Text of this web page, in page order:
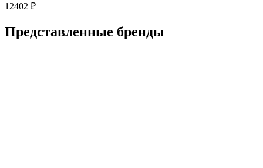
12402 ₽
Представленные бренды